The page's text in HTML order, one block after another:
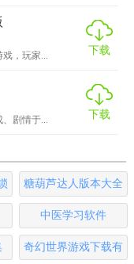
展出不同的故事线
的各项能力，包括
签约、活动安排、资
举办粉丝见面会，
戏，玩家...
下载
、剧情于...
下载
糖葫芦达人版本大全
中医学习软件
奇幻世界游戏下载有